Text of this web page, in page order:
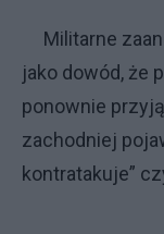
Militarne
jako dowód, że
ponownie
zachodniej
kontratakuje”